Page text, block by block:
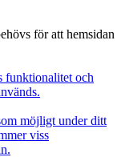
för att hemsidan
funktionalitet och
möjligt under ditt
viss